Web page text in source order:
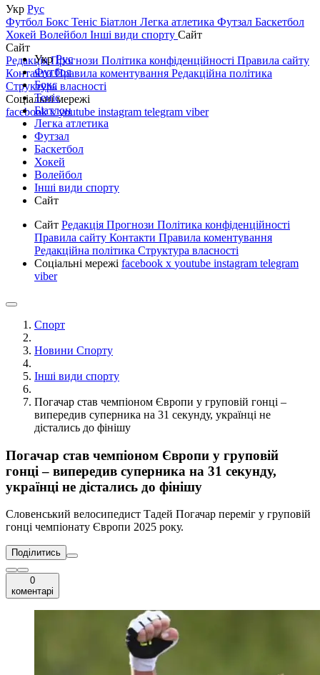
Укр Рус
Футбол Бокс Теніс Біатлон Легка атлетика Футзал Баскетбол
Хокей Волейбол Інші види спорту Сайт
Сайт
РедакціяПрогнози Політика конфіденційності Правила сайту
КонтактиПравила коментування Редакційна політика
Структура власності
Соціальні мережі
facebookxyoutube instagram telegram viber
УкрРус
Футбол
Бокс
Теніс
Біатлон
Легка атлетика
Футзал
Баскетбол
Хокей
Волейбол
Інші види спорту
Сайт
Сайт Редакція Прогнози Політика конфіденційності
Правила сайту Контакти Правила коментування
Редакційна політика Структура власності
Соціальні мережі facebook x youtube instagram telegram
viber
Спорт
Новини Спорту
Інші види спорту
Погачар став чемпіоном Європи у груповій гонці –
випередив суперника на 31 секунду, українці не
дістались до фінішу
Погачар став чемпіоном Європи у груповій
гонці – випередив суперника на 31 секунду,
українці не дістались до фінішу
Словенський велосипедист Тадей Погачар переміг у груповій
гонці чемпіонату Європи 2025 року.
Поділитись
0
коментарі